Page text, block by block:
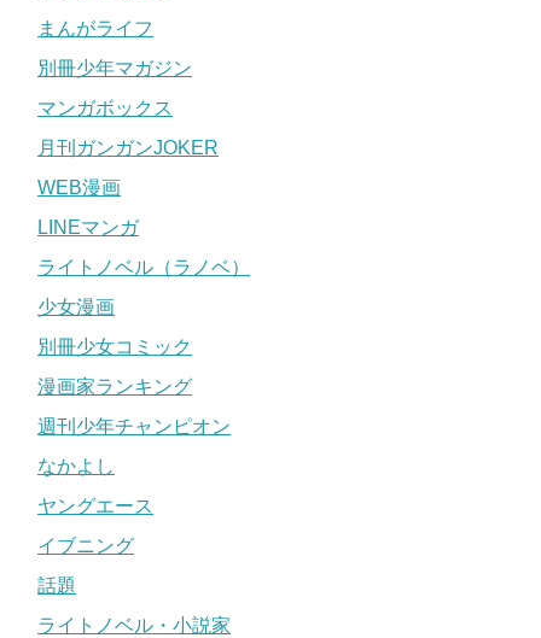
まんがライフ
別冊少年マガジン
マンガボックス
月刊ガンガンJOKER
WEB漫画
LINEマンガ
ライトノベル（ラノベ）
少女漫画
別冊少女コミック
漫画家ランキング
週刊少年チャンピオン
なかよし
ヤングエース
イブニング
話題
ライトノベル・小説家